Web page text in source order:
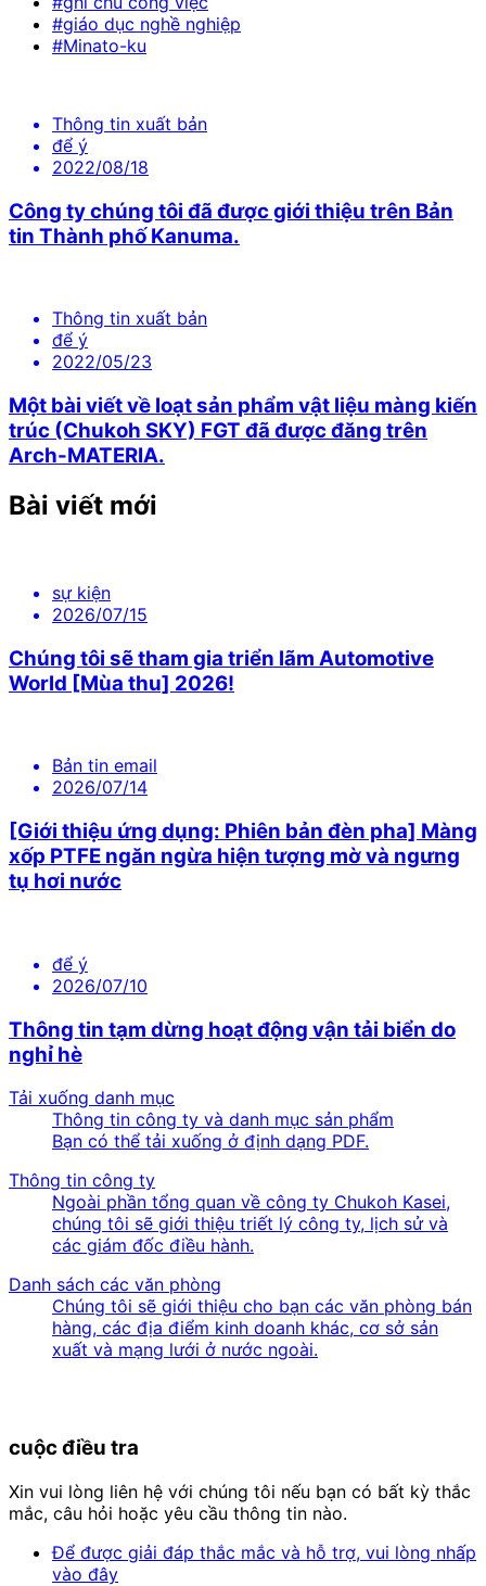
#giáo dục nghề nghiệp
#Minato-ku
Thông tin xuất bản
để ý
2022/08/18
Công ty chúng tôi đã được giới thiệu trên Bản
tin Thành phố Kanuma.
Thông tin xuất bản
để ý
2022/05/23
Một bài viết về loạt sản phẩm vật liệu màng kiến
trúc (Chukoh SKY) FGT đã được đăng trên
Arch-MATERIA.
Bài viết mới
sự kiện
2026/07/15
Chúng tôi sẽ tham gia triển lãm Automotive
World [Mùa thu] 2026!
Bản tin email
2026/07/14
[Giới thiệu ứng dụng: Phiên bản đèn pha] Màng
xốp PTFE ngăn ngừa hiện tượng mờ và ngưng
tụ hơi nước
để ý
2026/07/10
Thông tin tạm dừng hoạt động vận tải biển do
nghỉ hè
Tải xuống danh mục
Thông tin công ty và danh mục sản phẩm
Bạn có thể tải xuống ở định dạng PDF.
Thông tin công ty
Ngoài phần tổng quan về công ty Chukoh Kasei,
chúng tôi sẽ giới thiệu triết lý công ty, lịch sử và
các giám đốc điều hành.
Danh sách các văn phòng
Chúng tôi sẽ giới thiệu cho bạn các văn phòng bán
hàng, các địa điểm kinh doanh khác, cơ sở sản
xuất và mạng lưới ở nước ngoài.
cuộc điều tra
Xin vui lòng liên hệ với chúng tôi nếu bạn có bất kỳ thắc
mắc, câu hỏi hoặc yêu cầu thông tin nào.
Để được giải đáp thắc mắc và hỗ trợ, vui lòng nhấp
vào đây